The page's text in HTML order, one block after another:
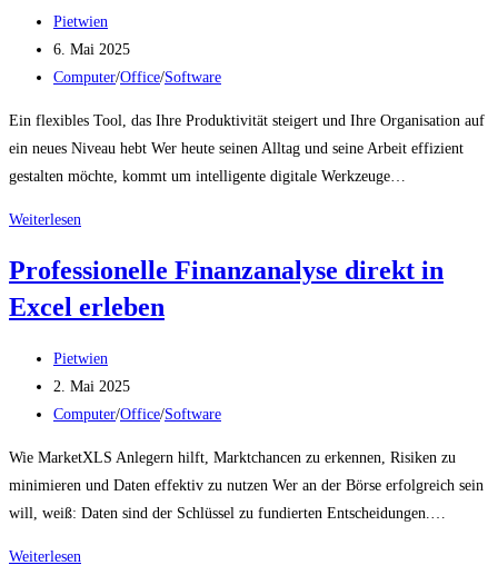
24/7
Support
–
Beitrags-
Autor:
Pietwien
Beitrag
veröffentlicht:
6. Mai 2025
Beitrags-
Computer/Office/Software
Ein flexibles Tool, das Ihre Produktivität steigert und Ihre Organisation auf
ein neues Niveau hebt Wer heute seinen Alltag und seine Arbeit effizient
gestalten möchte, kommt um intelligente digitale Werkzeuge…
Weiterlesen
für
mehr
im
Alltag
Professionelle Finanzanalyse direkt in
Excel erleben
Beitrags-
Autor:
Pietwien
Beitrag
veröffentlicht:
2. Mai 2025
Beitrags-
Computer/Office/Software
Wie MarketXLS Anlegern hilft, Marktchancen zu erkennen, Risiken zu
minimieren und Daten effektiv zu nutzen Wer an der Börse erfolgreich sein
will, weiß: Daten sind der Schlüssel zu fundierten Entscheidungen.…
Weiterlesen